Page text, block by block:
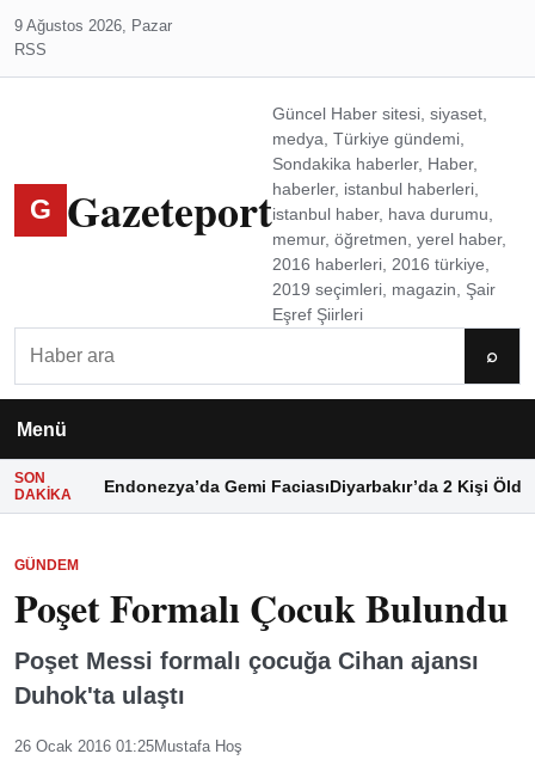
9 Ağustos 2026, Pazar
RSS
G Gazeteport
Güncel Haber sitesi, siyaset,
medya, Türkiye gündemi,
Sondakika haberler, Haber,
haberler, istanbul haberleri,
istanbul haber, hava durumu,
memur, öğretmen, yerel haber,
2016 haberleri, 2016 türkiye,
2019 seçimleri, magazin, Şair
Eşref Şiirleri
⌕
Menü
SON
DAKIKA
Endonezya’da Gemi FaciasıDiyarbakır’da 2 Kişi Öldü
GÜNDEM
Poşet Formalı Çocuk Bulundu
Poşet Messi formalı çocuğa Cihan ajansı
Duhok'ta ulaştı
26 Ocak 2016 01:25Mustafa Hoş